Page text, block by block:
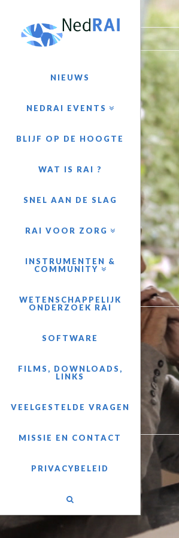
NIEUWS
NEDRAI EVENTS
BLIJF OP DE HOOGTE
WAT IS RAI ?
SNEL AAN DE SLAG
RAI VOOR ZORG
INSTRUMENTEN &
COMMUNITY
WETENSCHAPPELIJK
ONDERZOEK RAI
SOFTWARE
FILMS, DOWNLOADS,
LINKS
VEELGESTELDE VRAGEN
MISSIE EN CONTACT
PRIVACYBELEID